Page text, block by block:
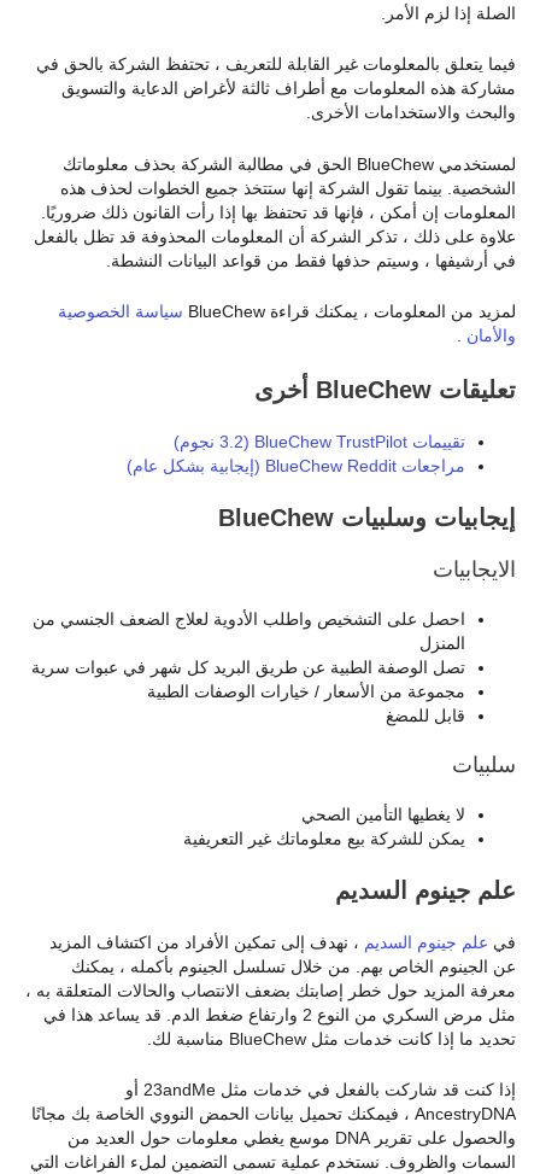
الصلة إذا لزم الأمر.
فيما يتعلق بالمعلومات غير القابلة للتعريف ، تحتفظ الشركة بالحق في
مشاركة هذه المعلومات مع أطراف ثالثة لأغراض الدعاية والتسويق
والبحث والاستخدامات الأخرى.
لمستخدمي BlueChew الحق في مطالبة الشركة بحذف معلوماتك
الشخصية. بينما تقول الشركة إنها ستتخذ جميع الخطوات لحذف هذه
المعلومات إن أمكن ، فإنها قد تحتفظ بها إذا رأت القانون ذلك ضروريًا.
علاوة على ذلك ، تذكر الشركة أن المعلومات المحذوفة قد تظل بالفعل
في أرشيفها ، وسيتم حذفها فقط من قواعد البيانات النشطة.
لمزيد من المعلومات ، يمكنك قراءة BlueChew
سياسة الخصوصية
والأمان .
تعليقات BlueChew أخرى
تقييمات BlueChew TrustPilot (3.2 نجوم)
مراجعات BlueChew Reddit (إيجابية بشكل عام)
إيجابيات وسلبيات BlueChew
الايجابيات
احصل على التشخيص واطلب الأدوية لعلاج الضعف الجنسي من
المنزل
تصل الوصفة الطبية عن طريق البريد كل شهر في عبوات سرية
مجموعة من الأسعار / خيارات الوصفات الطبية
قابل للمضغ
سلبيات
لا يغطيها التأمين الصحي
يمكن للشركة بيع معلوماتك غير التعريفية
علم جينوم السديم
في علم جينوم السديم ، نهدف إلى تمكين الأفراد من اكتشاف المزيد
عن الجينوم الخاص بهم. من خلال تسلسل الجينوم بأكمله ، يمكنك
معرفة المزيد حول خطر إصابتك بضعف الانتصاب والحالات المتعلقة به ،
مثل مرض السكري من النوع 2 وارتفاع ضغط الدم. قد يساعد هذا في
تحديد ما إذا كانت خدمات مثل BlueChew مناسبة لك.
إذا كنت قد شاركت بالفعل في خدمات مثل 23andMe أو
AncestryDNA ، فيمكنك تحميل بيانات الحمض النووي الخاصة بك مجانًا
والحصول على تقرير DNA موسع يغطي معلومات حول العديد من
السمات والظروف. نستخدم عملية تسمى التضمين لملء الفراغات التي